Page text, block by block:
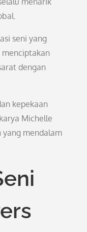
seni yang
dengan
kepekaan
Michelle
yang mendalam